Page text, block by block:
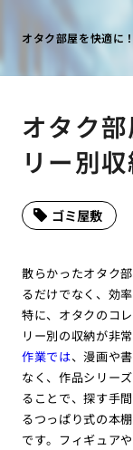
オタク部屋を快適に
オタク
リー別
ゴミ屋敷
散らかったオタク
るだけでなく、効
特に、オタクのコ
リー別の収納が非
作業では、漫画や
なく、作品シリー
ることで、探す手
るつっぱり式の本
です。フィギュア